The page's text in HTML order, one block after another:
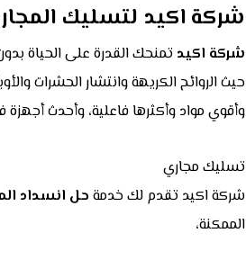
شركة اكيد لتسليك
شركة اكيد تمنحك القدرة على الحياة
حيث الروائح الكريهة وانتشار الحشرات
وأقوي مواد وأكثرها فاعلية، وأحدث أجهزة
تسليك مجاري
شركة اكيد تقدم لك خدمة حل انسداد
الممكنة،